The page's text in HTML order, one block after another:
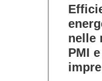
nelle
PMI